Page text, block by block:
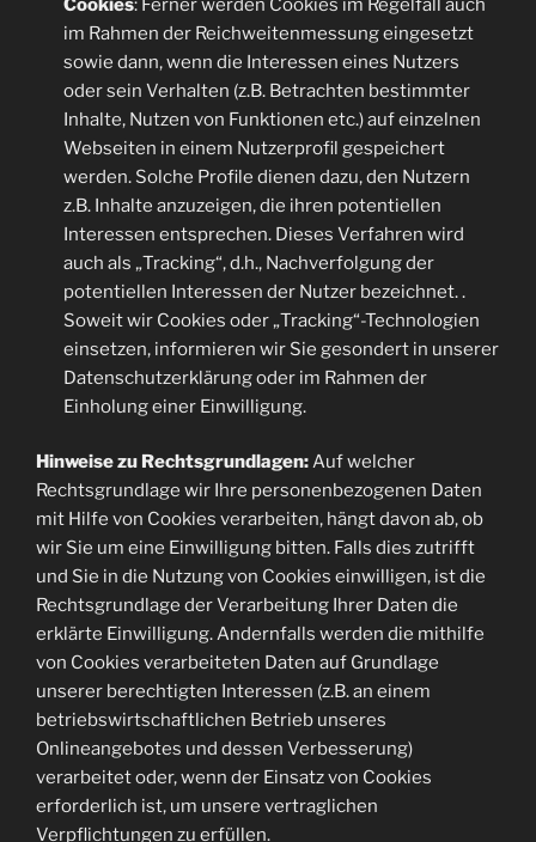
im Rahmen der Reichweitenmessung eingesetzt
sowie dann, wenn die Interessen eines Nutzers
oder sein Verhalten (z.B. Betrachten bestimmter
Inhalte, Nutzen von Funktionen etc.) auf einzelnen
Webseiten in einem Nutzerprofil gespeichert
werden. Solche Profile dienen dazu, den Nutzern
z.B. Inhalte anzuzeigen, die ihren potentiellen
Interessen entsprechen. Dieses Verfahren wird
auch als „Tracking“, d.h., Nachverfolgung der
potentiellen Interessen der Nutzer bezeichnet. .
Soweit wir Cookies oder „Tracking“-Technologien
einsetzen, informieren wir Sie gesondert in unserer
Datenschutzerklärung oder im Rahmen der
Einholung einer Einwilligung.
Hinweise zu Rechtsgrundlagen:Auf welcher
Rechtsgrundlage wir Ihre personenbezogenen Daten
mit Hilfe von Cookies verarbeiten, hängt davon ab, ob
wir Sie um eine Einwilligung bitten. Falls dies zutrifft
und Sie in die Nutzung von Cookies einwilligen, ist die
Rechtsgrundlage der Verarbeitung Ihrer Daten die
erklärte Einwilligung. Andernfalls werden die mithilfe
von Cookies verarbeiteten Daten auf Grundlage
unserer berechtigten Interessen (z.B. an einem
betriebswirtschaftlichen Betrieb unseres
Onlineangebotes und dessen Verbesserung)
verarbeitet oder, wenn der Einsatz von Cookies
erforderlich ist, um unsere vertraglichen
Verpflichtungen zu erfüllen.